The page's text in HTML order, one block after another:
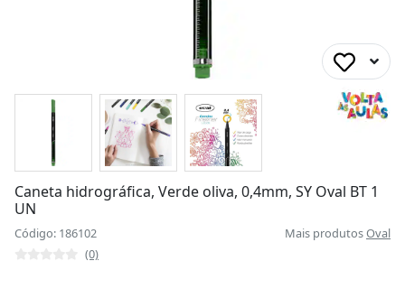
Caneta hidrográfica, Verde oliva, 0,4mm, SY Oval BT 1
UN
Código: 186102 Mais produtosOval
(0)